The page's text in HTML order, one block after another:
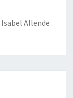
Isabel Allende